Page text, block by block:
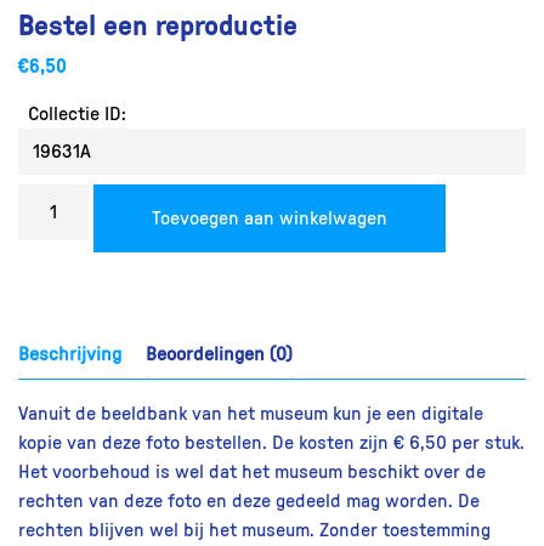
Bestel een reproductie
€6,50
Collectie ID:
reproductie
Toevoegen aan winkelwagen
Beschrijving Beoordelingen (0)
Vanuit de beeldbank van het museum kun je een digitale
kopie van deze foto bestellen. De kosten zijn € 6,50 per stuk.
Het voorbehoud is wel dat het museum beschikt over de
rechten van deze foto en deze gedeeld mag worden. De
rechten blijven wel bij het museum. Zonder toestemming